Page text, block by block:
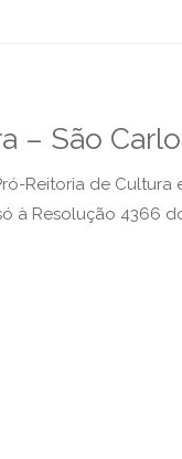
– São
Reitoria de
à Resolução 4366